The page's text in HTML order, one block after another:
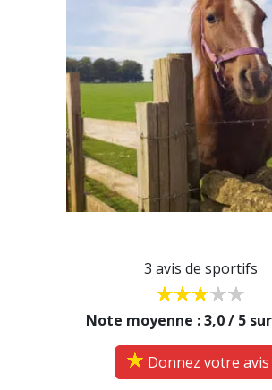
3 avis de sportifs
Note moyenne : 3,0 / 5
Donnez votre avis